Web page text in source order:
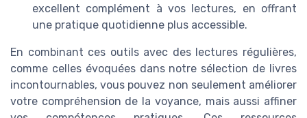
excellent complément à vos lectures, en offrant
une pratique quotidienne plus accessible.
En combinant ces outils avec des lectures régulières,
comme celles évoquées dans notre sélection de livres
incontournables, vous pouvez non seulement améliorer
votre compréhension de la voyance, mais aussi affiner